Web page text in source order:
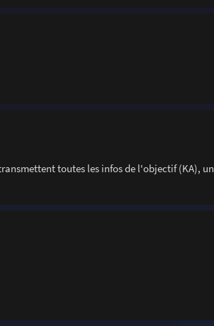
toutes les infos de l'objectif (KA), un